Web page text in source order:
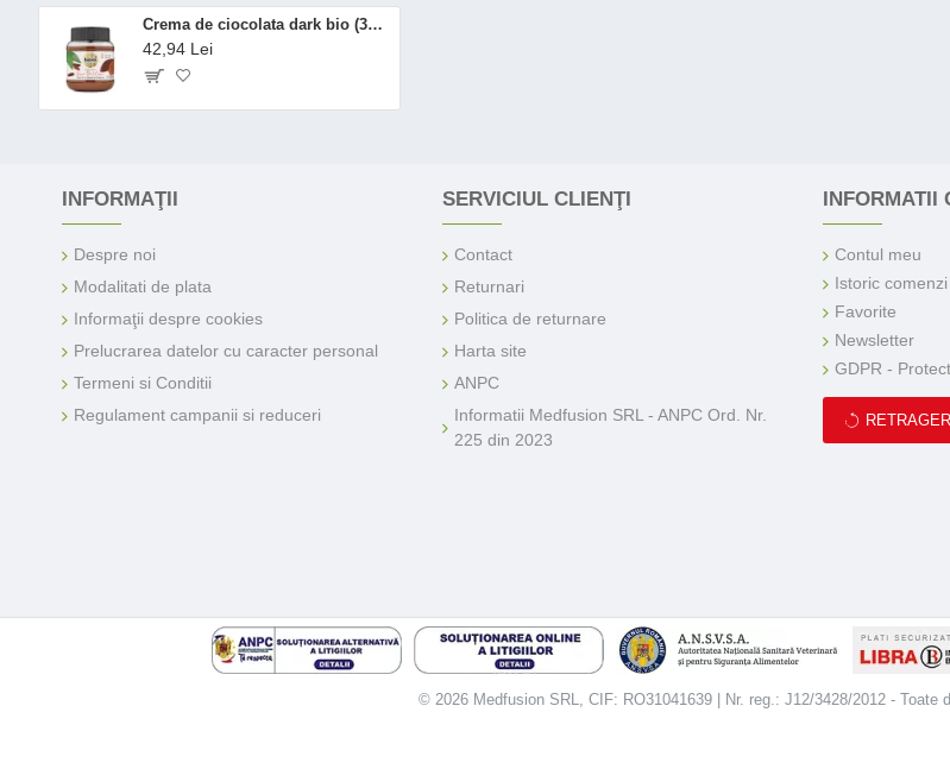
Crema de ciocolata dark bio (350 grame), Biona
42,94 Lei
INFORMAŢII
Despre noi
Modalitati de plata
Informaţii despre cookies
Prelucrarea datelor cu caracter personal
Termeni si Conditii
Regulament campanii si reduceri
SERVICIUL CLIENŢI
Contact
Returnari
Politica de returnare
Harta site
ANPC
Informatii Medfusion SRL - ANPC Ord. Nr.
225 din 2023
INFORMATII
Contul meu
Istoric comenzi
Favorite
Newsletter
GDPR -
© 2026 Medfusion SRL, CIF: RO31041639 | Nr. reg.: J12/3428/2012 - Toate